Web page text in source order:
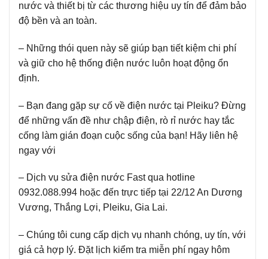
nước và thiết bị từ các thương hiệu uy tín để đảm bảo
độ bền và an toàn.
– Những thói quen này sẽ giúp bạn tiết kiệm chi phí
và giữ cho hệ thống điện nước luôn hoạt động ổn
định.
– Bạn đang gặp sự cố về điện nước tại Pleiku? Đừng
để những vấn đề như chập điện, rò rỉ nước hay tắc
cống làm gián đoạn cuộc sống của bạn! Hãy liên hệ
ngay với
– Dịch vụ sửa điện nước Fast qua hotline
0932.088.994 hoặc đến trực tiếp tại 22/12 An Dương
Vương, Thắng Lợi, Pleiku, Gia Lai.
– Chúng tôi cung cấp dịch vụ nhanh chóng, uy tín, với
giá cả hợp lý. Đặt lịch kiểm tra miễn phí ngay hôm